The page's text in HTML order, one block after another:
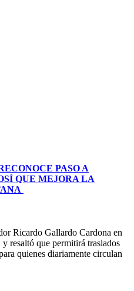
PASO A
QUE MEJORA LA
Ricardo Gallardo Cardona en
resaltó que permitirá traslados
quienes diariamente circulan